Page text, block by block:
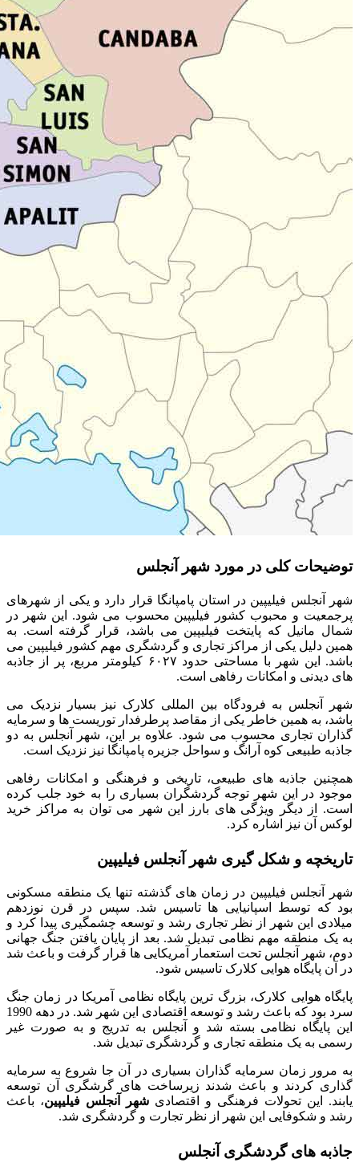
توضیحات کلی در مورد شهر آنجلس
شهر آنجلس فیلیپین در استان پامپانگا قرار دارد و یکی از شهرهای
پرجمعیت و محبوب کشور فیلیپین محسوب می شود. این شهر در
شمال مانیل که پایتخت فیلیپین می باشد، قرار گرفته است. به
همین دلیل یکی از مراکز تجاری و گردشگری مهم کشور فیلیپین می
باشد. این شهر با مساحتی حدود ۶۰۲۷ کیلومتر مربع، پر از جاذبه‌
های دیدنی و امکانات رفاهی است.
شهر آنجلس به فرودگاه بین المللی کلارک نیز بسیار نزدیک می
باشد، به همین خاطر یکی از مقاصد پرطرفدار توریست ها و سرمایه
گذاران تجاری محسوب می شود. علاوه بر این، شهر آنجلس به دو
جاذبه طبیعی کوه آرانگ و سواحل جزیره پامپانگا نیز نزدیک است.
همچنین جاذبه های طبیعی، تاریخی و فرهنگی و امکانات رفاهی
موجود در این شهر توجه گردشگران بسیاری را به خود جلب کرده
است. از دیگر ویژگی های بارز این شهر می توان به مراکز خرید
لوکس آن نیز اشاره کرد.
تاریخچه و شکل گیری شهر آنجلس فیلیپین
شهر آنجلس فیلیپین در زمان های گذشته تنها یک منطقه مسکونی
بود که توسط اسپانیایی ها تاسیس شد. سپس در قرن نوزدهم
میلادی این شهر از نظر تجاری رشد و توسعه چشمگیری پیدا کرد و
به یک منطقه مهم نظامی تبدیل شد. بعد از پایان یافتن جنگ جهانی
دوم، شهر آنجلس تحت استعمار آمریکایی ها قرار گرفت و باعث شد
در آن پایگاه هوایی کلارک تاسیس شود.
پایگاه هوایی کلارک، بزرگ ترین پایگاه نظامی آمریکا در زمان جنگ
سرد بود که باعث رشد و توسعه اقتصادی این شهر شد. در دهه 1990
این پایگاه نظامی بسته شد و آنجلس به تدریج و به صورت غیر
رسمی به یک منطقه تجاری و گردشگری تبدیل شد.
به مرور زمان سرمایه گذاران بسیاری در آن جا شروع به سرمایه
گذاری کردند و باعث شدند زیرساخت های گرشگری آن توسعه
یابند. این تحولات فرهنگی و اقتصادی شهر آنجلس فیلیپین، باعث
رشد و شکوفایی این شهر از نظر تجارت و گردشگری شد.
جاذبه ‌های گردشگری آنجلس